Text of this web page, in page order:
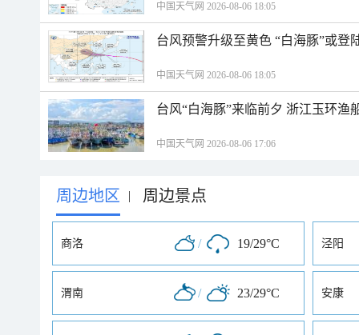
中国天气网 2026-08-06 18:05
台风预警升级至黄色 “白海豚”或登
中国天气网 2026-08-06 18:05
台风“白海豚”来临前夕 浙江玉环渔
中国天气网 2026-08-06 17:06
周边地区 | 周边景点
商洛 / 19/29°C 泾阳
渭南 / 23/29°C 安康